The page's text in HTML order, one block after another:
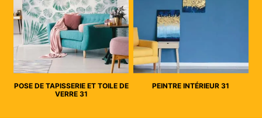
POSE DE TAPISSERIE ET TOILE DE
VERRE 31
PEINTRE INTÉRIEUR 31